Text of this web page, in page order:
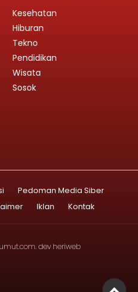
Kesehatan
Hiburan
Tekno
Pendidikan
Wisata
Sosok
Pedoman Media Siber
Iklan Kontak
. dev heriweb